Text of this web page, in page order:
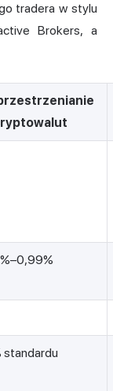
tradera w stylu
Brokers, a
standardu